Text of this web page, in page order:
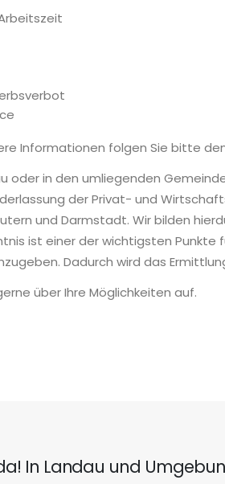
Informationen folgen Sie bitte den
oder in den umliegenden
der Privat- und
und Darmstadt. Wir bilden
ist einer der wichtigsten
Dadurch wird das
über Ihre Möglichkeiten auf.
In Landau und